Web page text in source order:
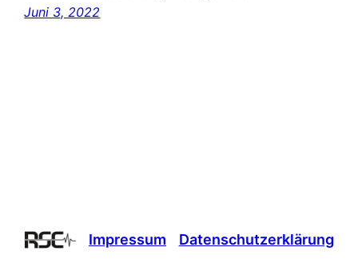
Juni 3, 2022
Impressum Datenschutzerklärung